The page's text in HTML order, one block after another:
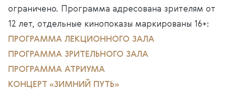
ограничено. Программа адресована зрителям от
12 лет, отдельные кинопоказы маркированы 16+:
ПРОГРАММА ЛЕКЦИОННОГО ЗАЛА
ПРОГРАММА ЗРИТЕЛЬНОГО ЗАЛА
ПРОГРАММА АТРИУМА
КОНЦЕРТ «ЗИМНИЙ ПУТЬ»